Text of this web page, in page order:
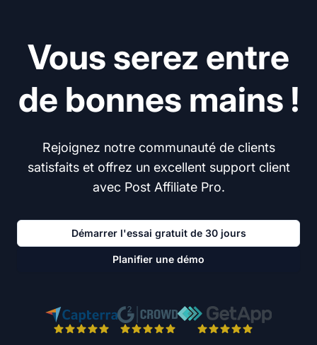
Vous serez entre
de bonnes mains !
Rejoignez notre communauté de clients
satisfaits et offrez un excellent support client
avec Post Affiliate Pro.
Démarrer l'essai gratuit de 30 jours
Planifier une démo